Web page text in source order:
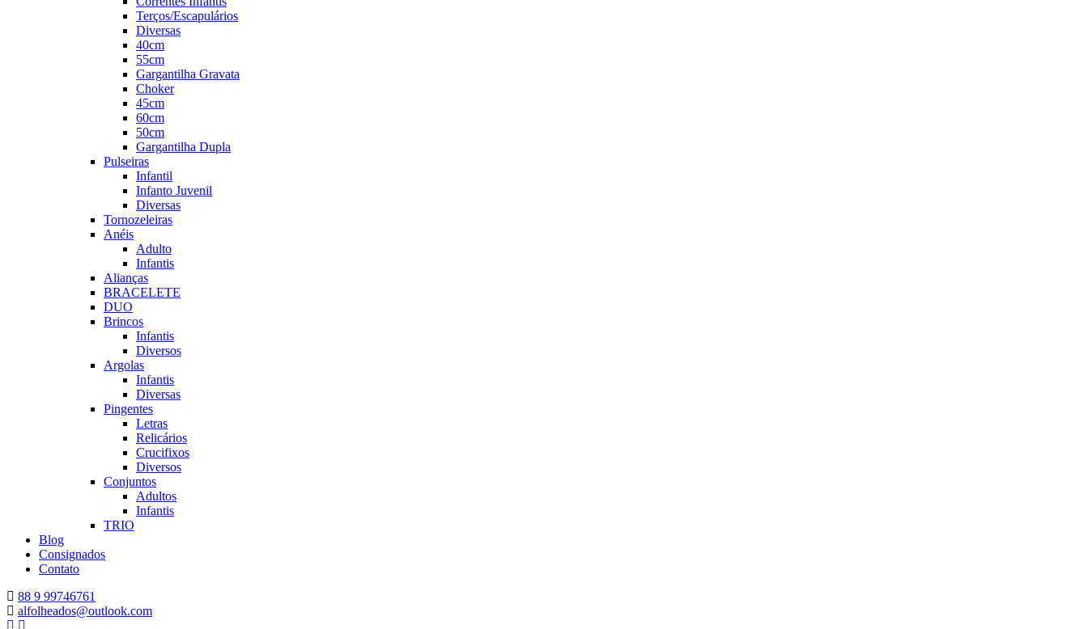
Terços/Escapulários
Diversas
40cm
55cm
Gargantilha Gravata
Choker
45cm
60cm
50cm
Gargantilha Dupla
Pulseiras
Infantil
Infanto Juvenil
Diversas
Tornozeleiras
Anéis
Adulto
Infantis
Alianças
BRACELETE
DUO
Brincos
Infantis
Diversos
Argolas
Infantis
Diversas
Pingentes
Letras
Relicários
Crucifixos
Diversos
Conjuntos
Adultos
Infantis
TRIO
Blog
Consignados
Contato
88 9 99746761
alfolheados@outlook.com